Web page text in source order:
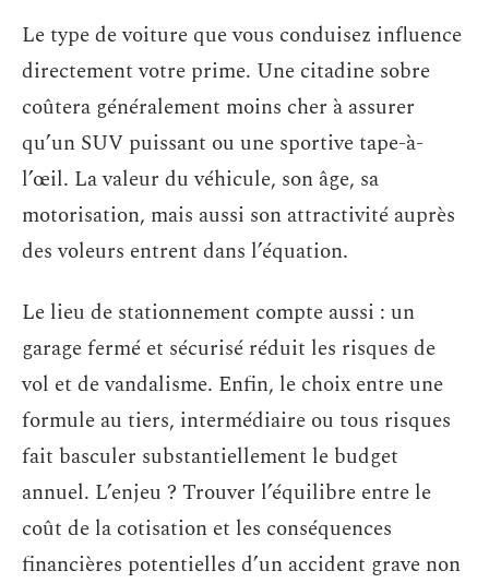
Le type de voiture que vous conduisez influence
directement votre prime. Une citadine sobre
coûtera généralement moins cher à assurer
qu’un SUV puissant ou une sportive tape-à-
l’œil. La valeur du véhicule, son âge, sa
motorisation, mais aussi son attractivité auprès
des voleurs entrent dans l’équation.
Le lieu de stationnement compte aussi : un
garage fermé et sécurisé réduit les risques de
vol et de vandalisme. Enfin, le choix entre une
formule au tiers, intermédiaire ou tous risques
fait basculer substantiellement le budget
annuel. L’enjeu ? Trouver l’équilibre entre le
coût de la cotisation et les conséquences
financières potentielles d’un accident grave non